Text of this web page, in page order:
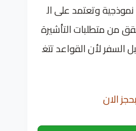
وتعتمد على ال
من متطلبات التأشيرة
لأن القواعد تتغ
الان